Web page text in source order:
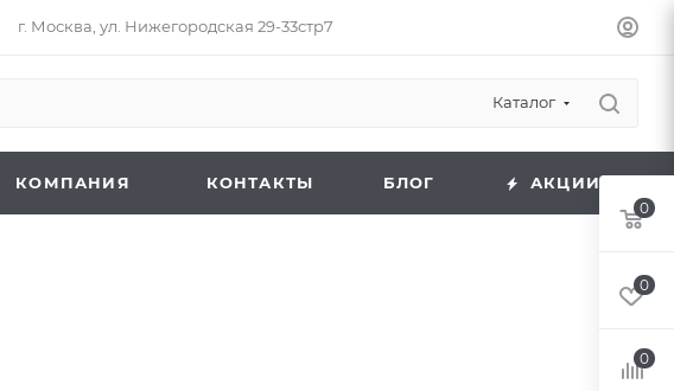
г. Москва, ул. Нижегородская 29-33стр7
Каталог
КОМПАНИЯ КОНТАКТЫ БЛОГ АКЦИИ
0
0
0